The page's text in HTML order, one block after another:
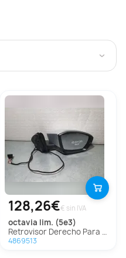
›
128,26€€ sin IVA
octavia lim. (5e3)
Retrovisor Derecho Para Skoda Octavia Lim.
4869513